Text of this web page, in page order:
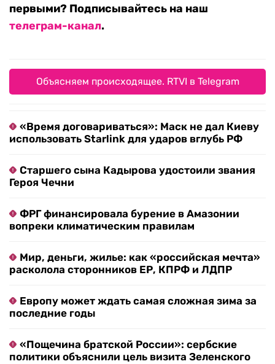
первыми? Подписывайтесь на наш
телеграм-канал.
Объясняем происходящее. RTVI в Telegram
«Время договариваться»: Маск не дал Киеву
использовать Starlink для ударов вглубь РФ
Старшего сына Кадырова удостоили звания
Героя Чечни
ФРГ финансировала бурение в Амазонии
вопреки климатическим правилам
Мир, деньги, жилье: как «российская мечта»
расколола сторонников ЕР, КПРФ и ЛДПР
Европу может ждать самая сложная зима за
последние годы
«Пощечина братской России»: сербские
политики объяснили цель визита Зеленского